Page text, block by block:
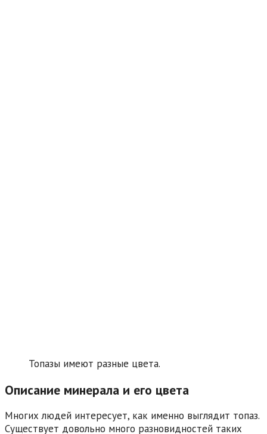
Топазы имеют разные цвета.
Описание минерала и его цвета
Многих людей интересует, как именно выглядит топаз.
Существует довольно много разновидностей таких